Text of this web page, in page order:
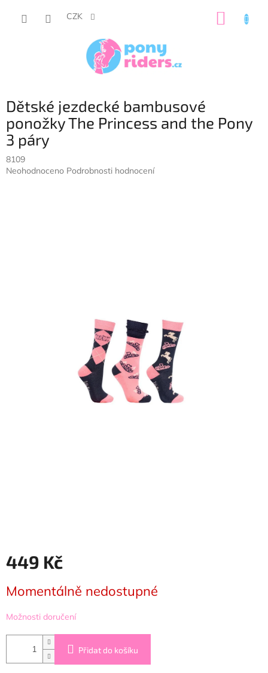
CZK
Dětské jezdecké bambusové
ponožky The Princess and the Pony
3 páry
8109
Průměrné
Neohodnoceno Podrobnosti hodnocení
449 Kč
cena:
Momentálně nedostupné
Možnosti doručení
Přidat do košíku